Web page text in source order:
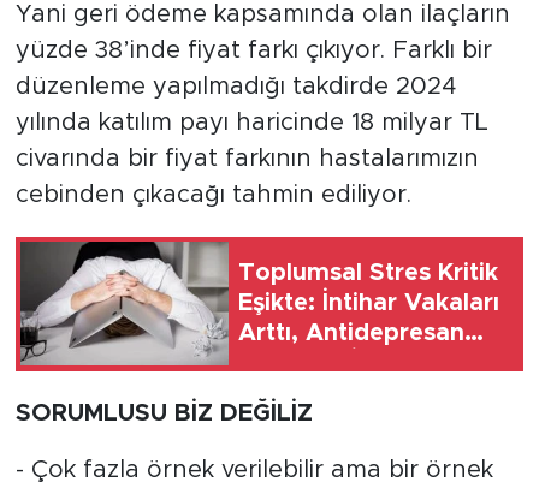
Yani geri ödeme kapsamında olan ilaçların
yüzde 38’inde fiyat farkı çıkıyor. Farklı bir
düzenleme yapılmadığı takdirde 2024
yılında katılım payı haricinde 18 milyar TL
civarında bir fiyat farkının hastalarımızın
cebinden çıkacağı tahmin ediliyor.
Toplumsal Stres Kritik
Eşikte: İntihar Vakaları
Arttı, Antidepresan
Katlandı, Toplumsal
Kriz Kapıda
SORUMLUSU BİZ DEĞİLİZ
- Çok fazla örnek verilebilir ama bir örnek